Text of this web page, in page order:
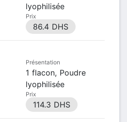
lyophilisée
Prix
86.4 DHS
Présentation
1 flacon, Poudre
lyophilisée
Prix
114.3 DHS